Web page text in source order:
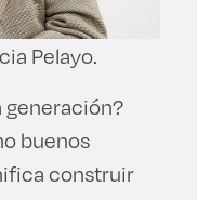
Pelayo.
generación?
buenos
construir